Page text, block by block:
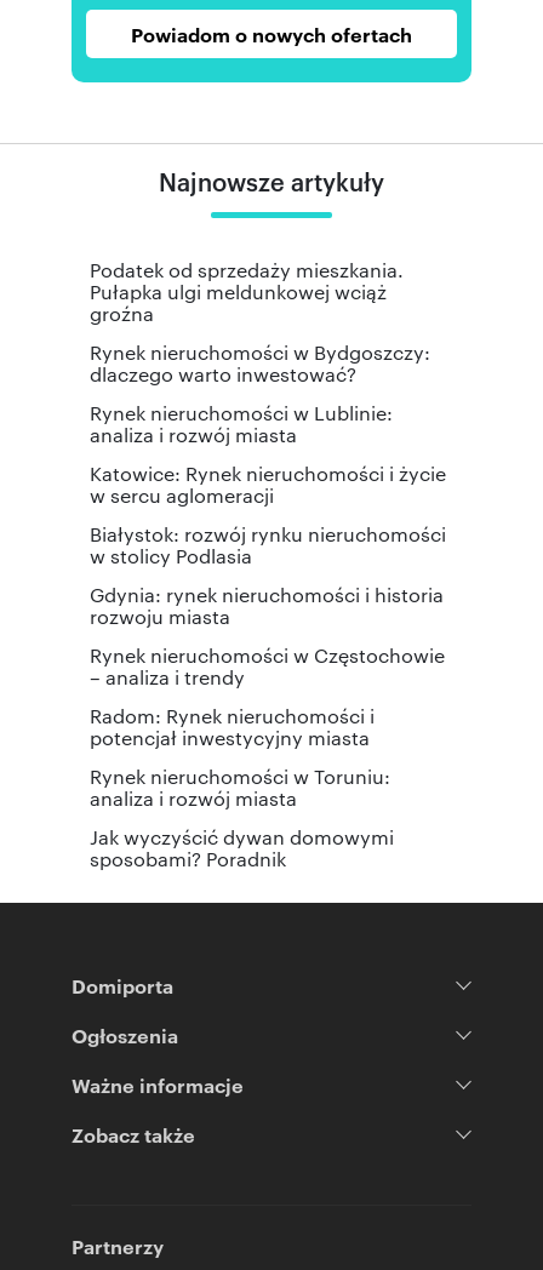
Powiadom o nowych ofertach
Najnowsze artykuły
Podatek od sprzedaży mieszkania.
Pułapka ulgi meldunkowej wciąż
groźna
Rynek nieruchomości w Bydgoszczy:
dlaczego warto inwestować?
Rynek nieruchomości w Lublinie:
analiza i rozwój miasta
Katowice: Rynek nieruchomości i życie
w sercu aglomeracji
Białystok: rozwój rynku nieruchomości
w stolicy Podlasia
Gdynia: rynek nieruchomości i historia
rozwoju miasta
Rynek nieruchomości w Częstochowie
– analiza i trendy
Radom: Rynek nieruchomości i
potencjał inwestycyjny miasta
Rynek nieruchomości w Toruniu:
analiza i rozwój miasta
Jak wyczyścić dywan domowymi
sposobami? Poradnik
Domiporta
Ogłoszenia
Ważne informacje
Zobacz także
Partnerzy